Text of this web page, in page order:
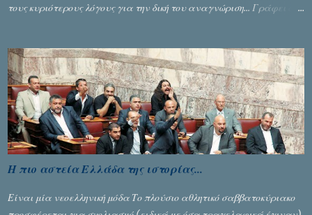
τους κυριότερους λόγους για την δική του αναγνώριση... Γράφει ο
Η πιο αστεία Ελλάδα της ιστορίας...
Είναι μία νεοελληνική μόδα Το πλούσιο αθλητικό σαββατοκύριακο